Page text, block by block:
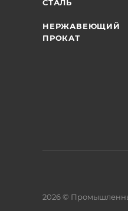
СТАЛЬ
НЕРЖАВЕЮЩИЙ
ПРОКАТ
2026 ©